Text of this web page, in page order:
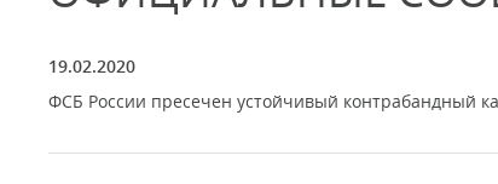
19.02.2020
ФСБ России пресечен устойчивый контрабандный